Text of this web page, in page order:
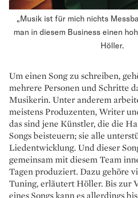
„Musik ist für mich nichts
man in diesem Business einen
Höller.
Um einen Song zu schreiben,
mehrere Personen und Schritte
Musikerin. Unter anderem
meistens Produ­zenten, Writer
das sind jene Künstler, die die
Songs bei­steuern; sie alle
Liedentwicklung. Und dieser
gemeinsam mit diesem Team
Tagen produziert. Dazu gehöre
Tuning, erläutert Höller. Bis zur
eines Songs kann es allerdings